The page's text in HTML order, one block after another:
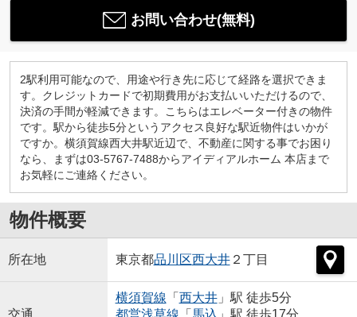
お問い合わせ(無料)
2駅利用可能なので、用途や行き先に応じて経路を選択できま
す。クレジットカードで初期費用がお支払いいただけるので、
決済の手間が軽減できます。こちらはエレベーター付きの物件
です。駅から徒歩5分というアクセス良好な駅近物件はいかが
ですか。横須賀線西大井駅近辺で、不動産に関する事でお困り
なら、まずは03-5767-7488からアイディアルホーム 本店まで
お気軽にご連絡ください。
物件概要
所在地 東京都品川区西大井２丁目
交通
横須賀線 「 西大井」駅 徒歩5分
都営浅草線 「 馬込 」駅 徒歩17分